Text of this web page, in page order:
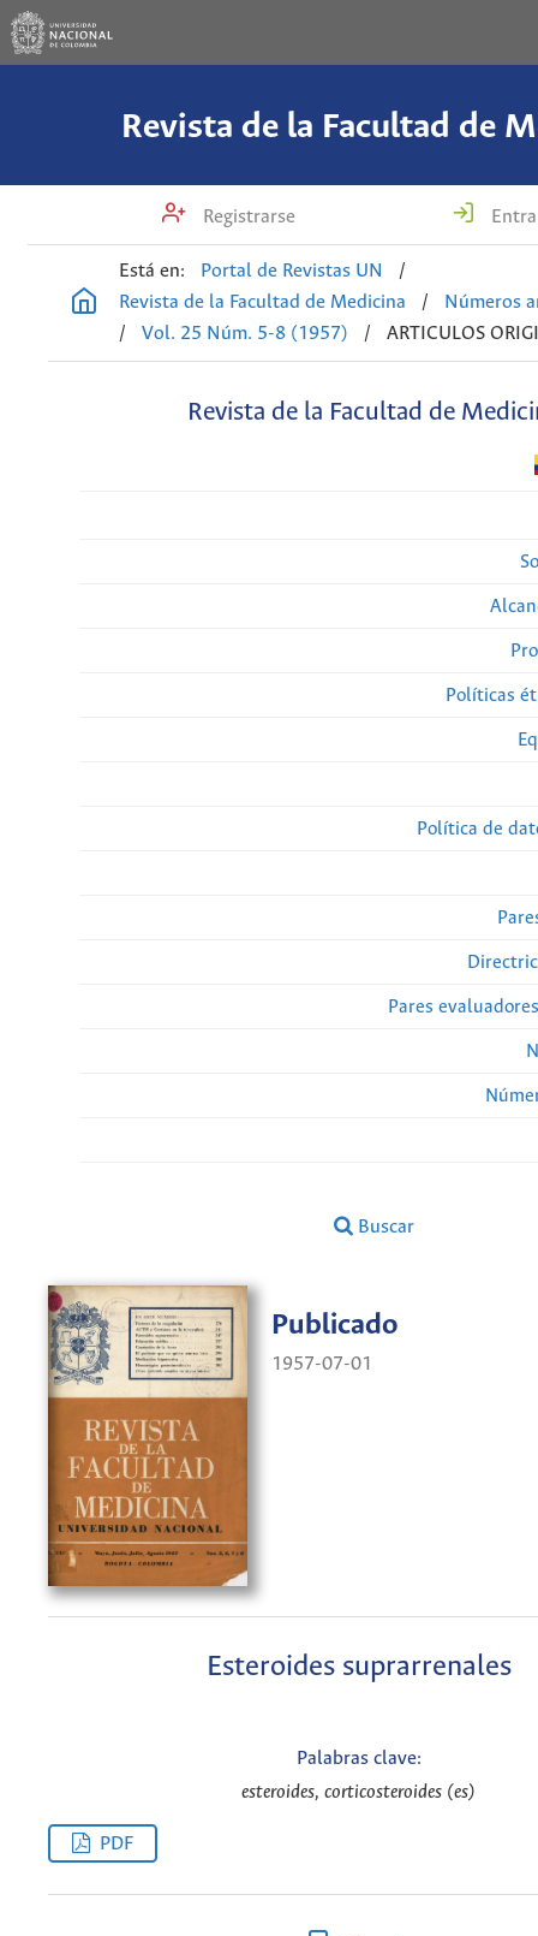
Revista de la Facultad de
Registrarse
Está en: Portal de Revistas UN
/
Revista de la Facultad de Medicina
/
Números
/
Vol. 25 Núm. 5-8 (1957) / ARTICULOS
Revista de la Facultad de
Políticas
Política de
Pares
Buscar
Publicado
1957-07-01
Esteroides suprarrenales
Palabras clave:
esteroides, corticosteroides (es)
PDF